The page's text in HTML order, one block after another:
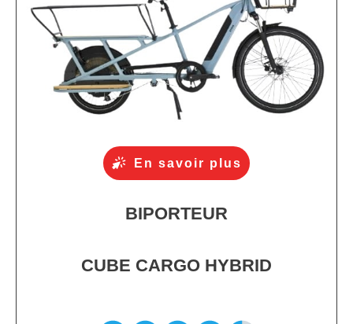
En savoir plus
BIPORTEUR
CUBE CARGO HYBRID